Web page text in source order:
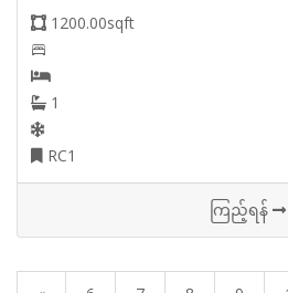
1200.00sqft
1
RC1
ကြည့်ရန်